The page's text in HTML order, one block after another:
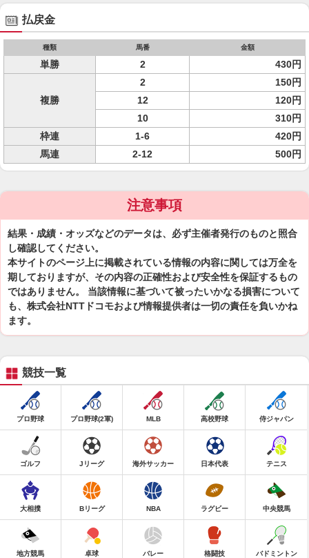
払戻金
種類 馬番 金額
単勝 2 430円
複勝
2
150円
12
120円
10
310円
枠連
1-6
420円
馬連
2-12 500円
注意事項
結果・成績・オッズなどのデータは、必ず主催者発行のものと照合
し確認してください。
本サイトのページ上に掲載されている情報の内容に関しては万全を
期しておりますが、その内容の正確性および安全性を保証するもの
ではありません。 当該情報に基づいて被ったいかなる損害について
も、株式会社NTTドコモおよび情報提供者は一切の責任を負いかね
ます。
競技一覧
プロ野球 プロ野球(2軍) MLB 高校野球 侍ジャパン
ゴルフ Jリーグ 海外サッカー 日本代表 テニス
大相撲 Bリーグ NBA ラグビー 中央競馬
地方競馬 卓球 バレー 格闘技 バドミントン